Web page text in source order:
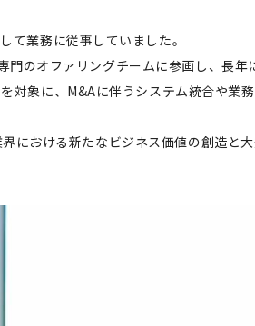
て業務に従事していました。
のオファリングチームに参画し、長年
対象に、M&Aに伴うシステム統合や業
における新たなビジネス価値の創造と